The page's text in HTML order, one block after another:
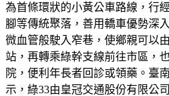
為首條環狀的小黃公車路線，行
腳等傳統聚落，善用轎車優勢深
微血管般駛入窄巷，使鄉親可以
站，再轉乘綠幹支線前往市區，
院，便利年長者回診或領藥。臺
示，綠33由皇冠交通股份有限公